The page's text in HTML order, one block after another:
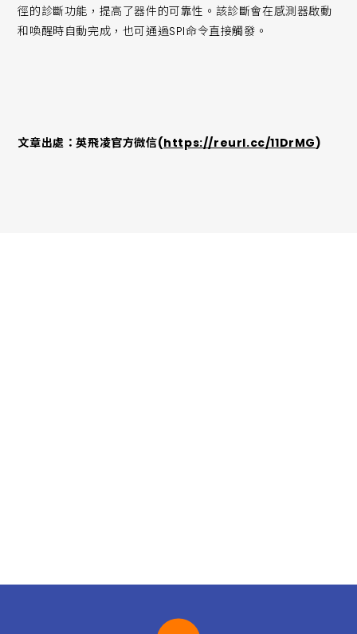
徑的診斷功能，提高了器件的可靠性。該診斷會在感測器啟動
和喚醒時自動完成，也可通過SPI命令直接觸發。
文章出處：英飛凌官方微信(https://reurl.cc/11DrMG)